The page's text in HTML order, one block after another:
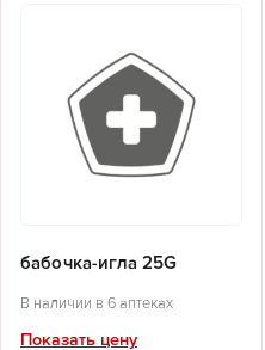
бабочка-игла 25G
В наличии в 6 аптеках
Показать цену